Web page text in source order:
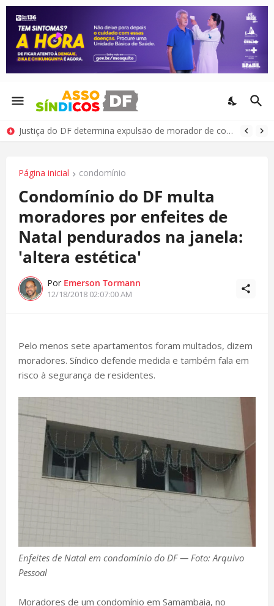
Justiça do DF determina expulsão de morador de condomínio por comportamento antissocial
Página inicial condomínio
Condomínio do DF multa
moradores por enfeites de
Natal pendurados na janela:
'altera estética'
Por Emerson Tormann
12/18/2018 02:07:00 AM
Pelo menos sete apartamentos foram multados, dizem
moradores. Síndico defende medida e também fala em
risco à segurança de residentes.
Enfeites de Natal em condomínio do DF — Foto: Arquivo
Pessoal
Moradores de um condomínio em Samambaia, no